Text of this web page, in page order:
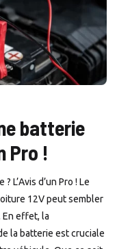
batterie
Pro !
L’Avis d’un Pro ! Le
12V peut sembler
En effet, la
la batterie est cruciale